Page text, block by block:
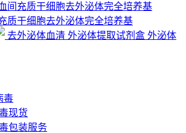
间充质干细胞去外泌体完全培养基
质干细胞去外泌体完全培养基
去外泌体血清 外泌体提取试剂盒 外泌体
毒
现货
包装服务